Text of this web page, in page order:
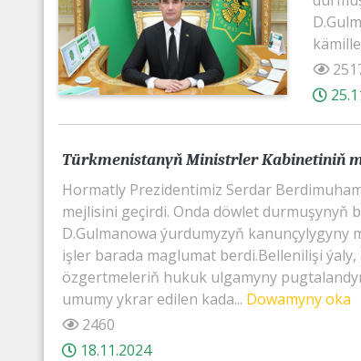
Türkmenistanyň Ministrler Kabinetiniň
Hormatly Prezidentimiz Serdar
mejlisini geçirdi. Onda döwlet durmuşynyň
D.Gulmanowa ýurdumyzyň
işler barada maglumat berdi.Bellenilişi
özgertmeleriň hukuk ulgamyny
umumy ykrar edilen kada... Dowamyny oka
2460
18.11.2024